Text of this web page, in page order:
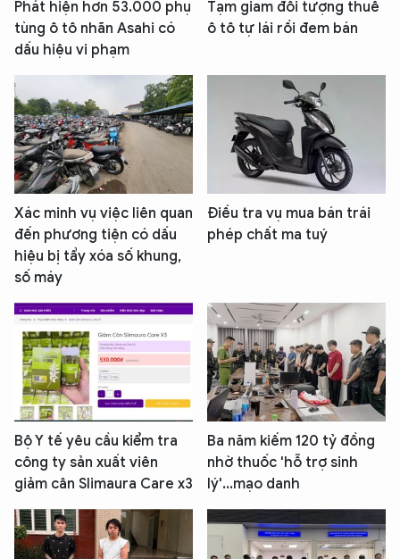
Phát hiện hơn 53.000 phụ
tùng ô tô nhãn Asahi có
dấu hiệu vi phạm
Tạm giam đối tượng thuê
ô tô tự lái rồi đem bán
Xác minh vụ việc liên quan
đến phương tiện có dấu
hiệu bị tẩy xóa số khung,
số máy
Điều tra vụ mua bán trái
phép chất ma tuý
Bộ Y tế yêu cầu kiểm tra
công ty sản xuất viên
giảm cân Slimaura Care x3
Ba năm kiếm 120 tỷ đồng
nhờ thuốc 'hỗ trợ sinh
lý'...mạo danh